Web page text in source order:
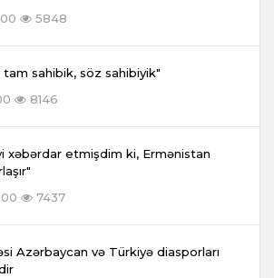
5848
sahibik, söz sahibiyik"
8146
xəbərdar etmişdim ki, Ermənistan
7437
Azərbaycan və Türkiyə diasporları